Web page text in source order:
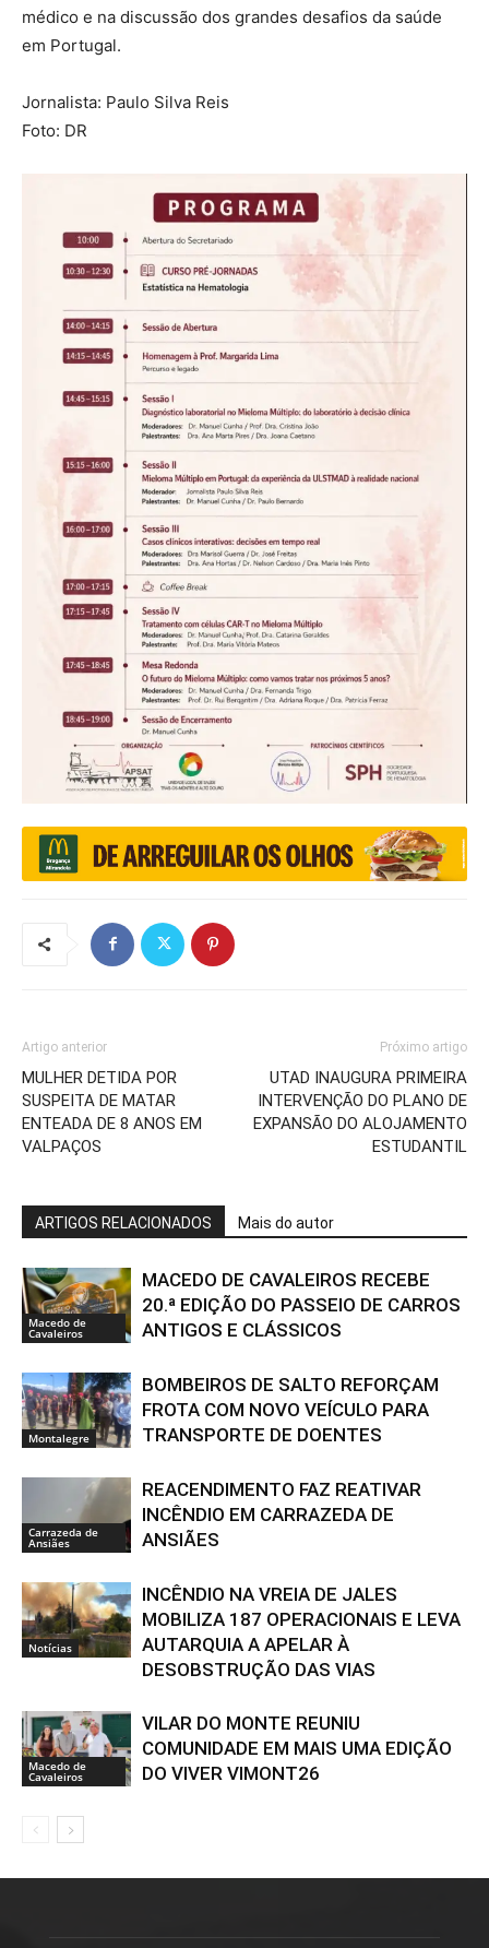
médico e na discussão dos grandes desafios da saúde
em Portugal.
Jornalista: Paulo Silva Reis
Foto: DR
Artigo anterior
MULHER DETIDA POR
SUSPEITA DE MATAR
ENTEADA DE 8 ANOS EM
VALPAÇOS
Próximo artigo
UTAD INAUGURA PRIMEIRA
INTERVENÇÃO DO PLANO DE
EXPANSÃO DO ALOJAMENTO
ESTUDANTIL
ARTIGOS RELACIONADOS Mais do autor
Macedo de
Cavaleiros
MACEDO DE CAVALEIROS RECEBE
20.ª EDIÇÃO DO PASSEIO DE CARROS
ANTIGOS E CLÁSSICOS
Montalegre
BOMBEIROS DE SALTO REFORÇAM
FROTA COM NOVO VEÍCULO PARA
TRANSPORTE DE DOENTES
Carrazeda de
Ansiães
REACENDIMENTO FAZ REATIVAR
INCÊNDIO EM CARRAZEDA DE
ANSIÃES
Notícias
INCÊNDIO NA VREIA DE JALES
MOBILIZA 187 OPERACIONAIS E LEVA
AUTARQUIA A APELAR À
DESOBSTRUÇÃO DAS VIAS
Macedo de
Cavaleiros
VILAR DO MONTE REUNIU
COMUNIDADE EM MAIS UMA EDIÇÃO
DO VIVER VIMONT26